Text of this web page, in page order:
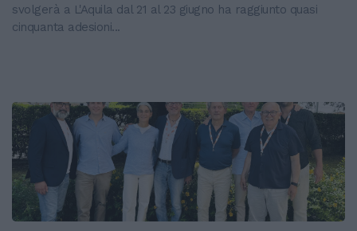
svolgerà a L'Aquila dal 21 al 23 giugno ha raggiunto quasi
cinquanta adesioni...